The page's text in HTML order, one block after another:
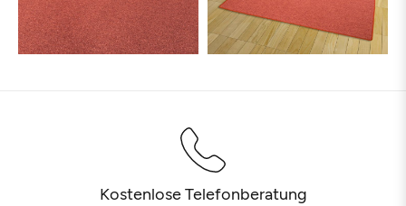
Kostenlose Telefonberatung